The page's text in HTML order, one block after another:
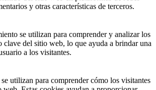
y otras características de terceros.
se utilizan para comprender y analizar los
clave del sitio web, lo que ayuda a brindar una
a los visitantes.
utilizan para comprender cómo los visitantes